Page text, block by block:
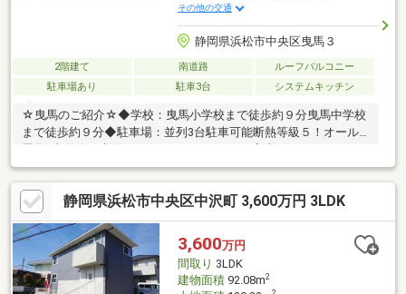
その他の交通
静岡県浜松市中央区曳馬３
2階建て 南道路
ルーフバルコニー
駐車場あり
駐車3台 システムキッチン
☆曳馬のご紹介☆◆学校：曳馬小学校まで徒歩約９分曳馬中学校
まで徒歩約９分◆駐車場：並列3台駐車可能断熱等級５！オール
◎「助信」駅まで徒歩約12分◎◆◆この物件でこんなご提案をし
ます◆◆・住宅ローン減税などをふまえた支払計画・最適な住宅
ローンの選び方・使える火災保険・インテリアコーディネート ◎
資料請求や見学予約などメールでのお問い合わせは24時間受付中
♪ ◎18時以降のご見学ご相談・オンライン対応可能
静岡県浜松市中央区中沢町 3,600万円 3LDK
3,600万円
間取り 3LDK
建物面積92.08m2